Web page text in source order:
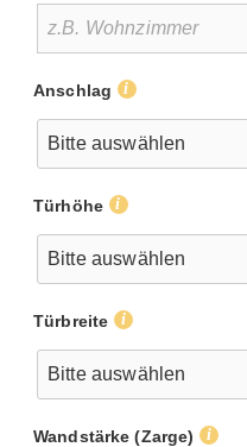
Anschlag
Türhöhe
Türbreite
Wandstärke (Zarge)